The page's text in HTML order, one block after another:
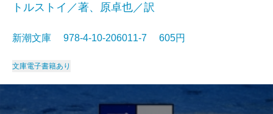
トルストイ／著、原卓也／訳
新潮文庫 978-4-10-206011-7 605円
文庫電子書籍あり